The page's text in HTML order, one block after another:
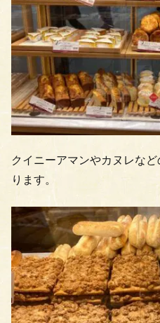
クイニーアマンやカヌレな
ります。